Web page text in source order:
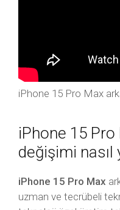
iPhone 15 Pro Max
iPhone 15
değişimi nasıl
iPhone 15 Pro Max
uzman ve tecrübeli